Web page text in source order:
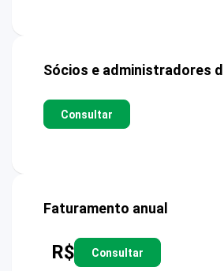
Sócios e administradores
Consultar
Faturamento anual
R$ Consultar